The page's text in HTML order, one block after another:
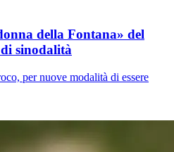
della Fontana» del
sinodalità
per nuove modalità di essere